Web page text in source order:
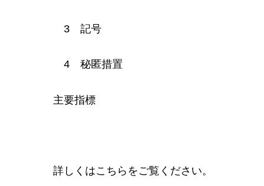
3 記号
4 秘匿措置
主要指標
詳しくはこちらをご覧ください。